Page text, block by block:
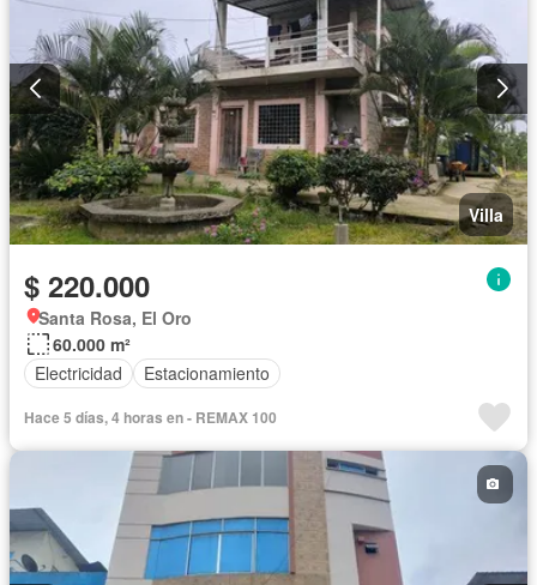
Villa
$ 220.000
Santa Rosa, El Oro
60.000 m²
Electricidad
Estacionamiento
Hace 5 días, 4 horas en - REMAX 100